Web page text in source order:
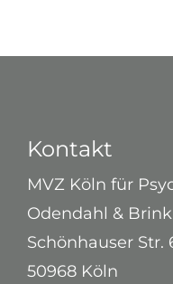
Kontakt
MVZ Köln für
Odendahl &
Schönhauser Str.
50968 Köln